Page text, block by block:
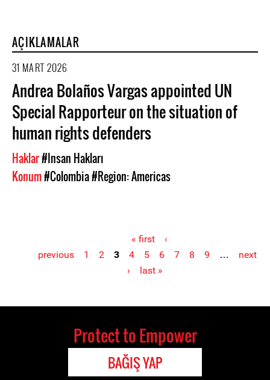
AÇIKLAMALAR
31 MART 2026
Andrea Bolaños Vargas appointed UN
Special Rapporteur on the situation of
human rights defenders
Haklar#Insan Hakları
Konum#Colombia#Region: Americas
Pages
« first
‹
previous
1 2 3 4 5 6 7 8 9 …
next
›
last »
Protect to Empower
BAĞIŞ YAP